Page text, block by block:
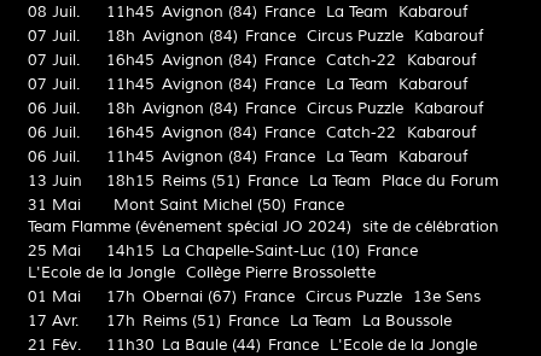
08 Juil.
11h45 Avignon (84) France La Team
Kabarouf
07 Juil.
18h Avignon (84) France Circus Puzzle
Kabarouf
07 Juil.
16h45 Avignon (84) France Catch-22
Kabarouf
07 Juil.
11h45 Avignon (84) France La Team
Kabarouf
06 Juil.
18h Avignon (84) France Circus Puzzle
Kabarouf
06 Juil.
16h45 Avignon (84) France Catch-22
Kabarouf
06 Juil.
11h45 Avignon (84) France La Team
Kabarouf
13 Juin
18h15 Reims (51) France La Team
Place du Forum
31 Mai
Mont Saint Michel (50) France
Team Flamme (événement spécial JO 2024)
site de célébration
25 Mai
14h15 La Chapelle-Saint-Luc (10) France
L'Ecole de la Jongle Collège Pierre Brossolette
01 Mai
17h Obernai (67) France Circus Puzzle
13e Sens
17 Avr.
17h Reims (51) France La Team
La Boussole
21 Fév.
11h30 La Baule (44) France
L'Ecole de la Jongle